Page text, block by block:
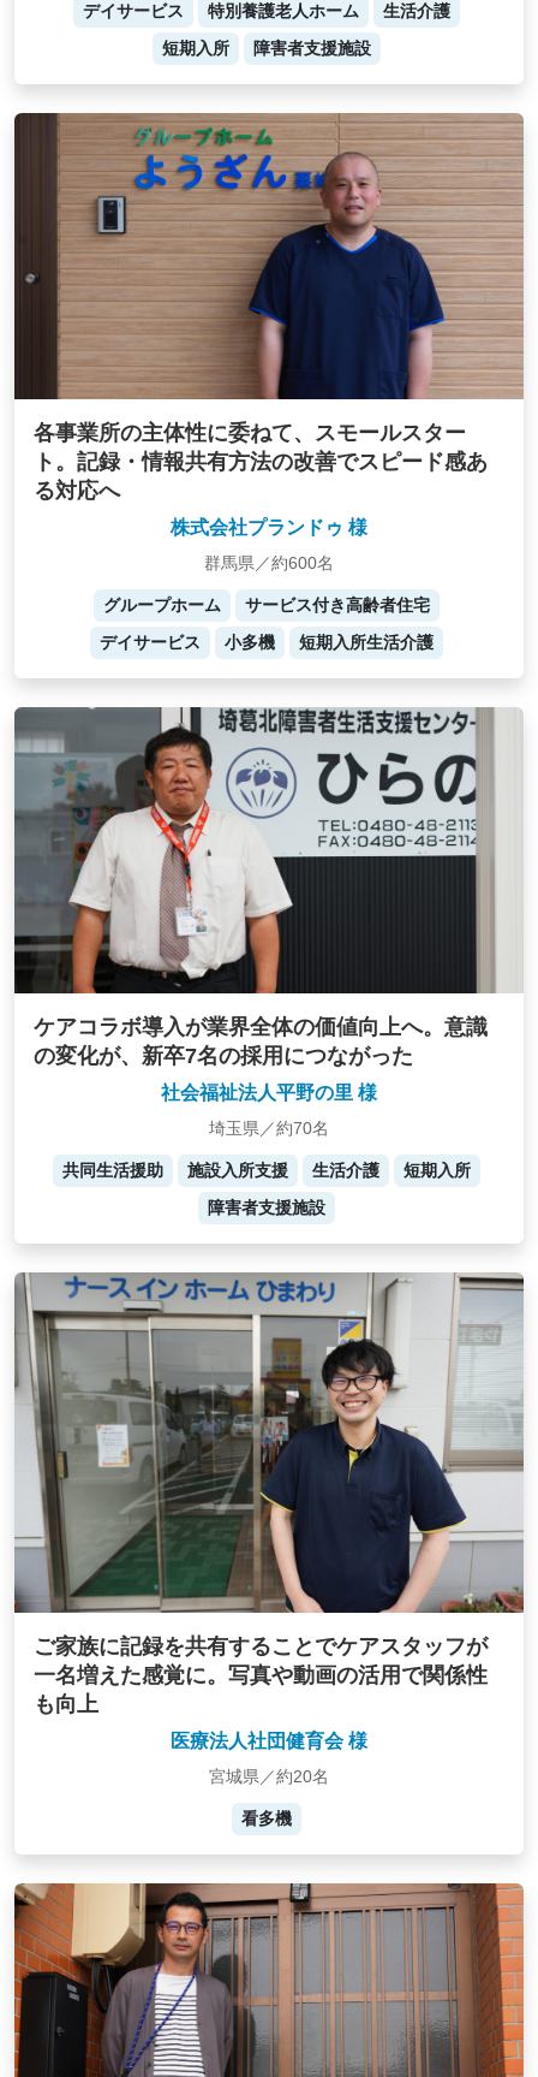
デイサービス 特別養護老人ホーム
生活介護
短期入所
障害者支援施設
各事業所の主体性に委ねて、スモールスター
ト。記録・情報共有方法の改善でスピード感あ
る対応へ
株式会社プランドゥ 様
群馬県／約600名
グループホーム
サービス付き高齢者住宅
デイサービス
小多機 短期入所生活介護
ケアコラボ導入が業界全体の価値向上へ。意識
の変化が、新卒7名の採用につながった
社会福祉法人平野の里 様
埼玉県／約70名
共同生活援助 施設入所支援 生活介護
短期入所
障害者支援施設
ご家族に記録を共有することでケアスタッフが
一名増えた感覚に。写真や動画の活用で関係性
も向上
医療法人社団健育会 様
宮城県／約20名
看多機